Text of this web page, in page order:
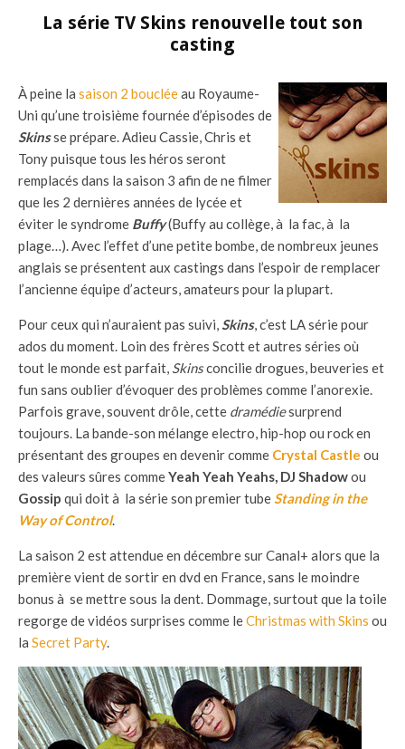
La série TV Skins renouvelle tout son
casting
À peine la saison 2 boucléeau Royaume-
Uni qu’une troisième fournée d’épisodes de
Skinsse prépare. Adieu Cassie, Chris et
Tony puisque tous les héros seront
remplacés dans la saison 3 afin de ne filmer
que les 2 dernières années de lycée et
éviter le syndrome Buffy(Buffy au collège, à la fac, à la
plage…). Avec l’effet d’une petite bombe, de nombreux jeunes
anglais se présentent aux castings dans l’espoir de remplacer
l’ancienne équipe d’acteurs, amateurs pour la plupart.
Pour ceux qui n’auraient pas suivi,Skins, c’est LA série pour
ados du moment. Loin des frères Scott et autres séries où
tout le monde est parfait, Skinsconcilie drogues, beuveries et
fun sans oublier d’évoquer des problèmes comme l’anorexie.
Parfois grave, souvent drôle, cette dramédiesurprend
toujours. La bande-son mélange electro, hip-hop ou rock en
présentant des groupes en devenir comme Crystal Castle ou
des valeurs sûres commeYeah Yeah Yeahs, DJ Shadowou
Gossip qui doit à la série son premier tubeStanding in the
Way of Control.
La saison 2 est attendue en décembre sur Canal+ alors que la
première vient de sortir en dvd en France, sans le moindre
bonus à se mettre sous la dent. Dommage, surtout que la toile
regorge de vidéos surprises comme leChristmas with Skins ou
la Secret Party.